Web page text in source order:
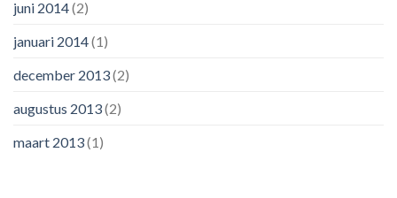
juni 2014(2)
januari 2014(1)
december 2013(2)
augustus 2013(2)
maart 2013(1)